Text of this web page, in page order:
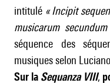
intitulé « Incipit
musicarum
séquence des
musiques selon
Sur la Sequanza VIII,